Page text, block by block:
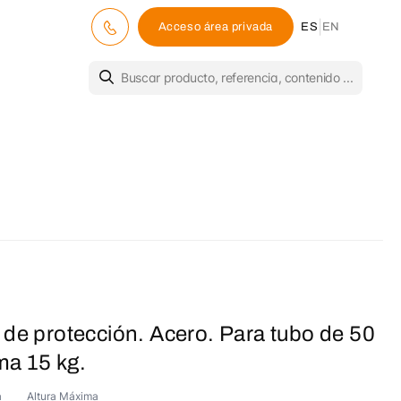
Acceso área privada ES EN
protección. Acero. Para tubo de 50
15 kg.
Altura Máxima